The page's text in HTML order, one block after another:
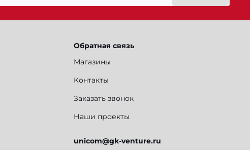
Обратная связь
Магазины
Контакты
Заказать звонок
Наши проекты
unicom@gk-venture.ru